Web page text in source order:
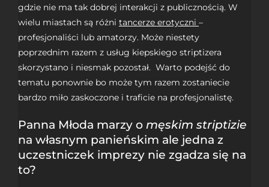
gdzie nie ma tak dobrej interakcji z publicznością. W
wielu miastach są różni tancerze erotyczni –
profesjonaliści lub amatorzy. Może niestety
poprzednim razem z usług kiepskiego striptizera
skorzystano i niesmak pozostał. Warto podejść do
tematu ponownie bo może tym razem zostaniecie
bardzo miło zaskoczone i traficie na profesjonalistę.
Panna Młoda marzy o męskim striptizie
na własnym panieńskim ale jedna z
uczestniczek imprezy nie zgadza się na
to?